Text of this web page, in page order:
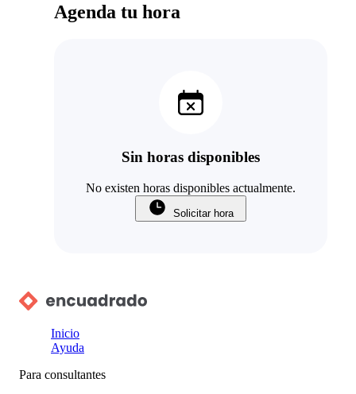
Agenda tu hora
Sin horas disponibles
No existen horas disponibles actualmente.
Solicitar hora
Inicio
Ayuda
Para consultantes